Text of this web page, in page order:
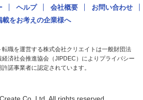
ヘルプ 会社概要
お問い合わせ
載をお考えの企業様へ
転職を運営する株式会社クリエイトは一般財団法
経済社会推進協会（JIPDEC）によりプライバシー
諾事業者に認定されています。